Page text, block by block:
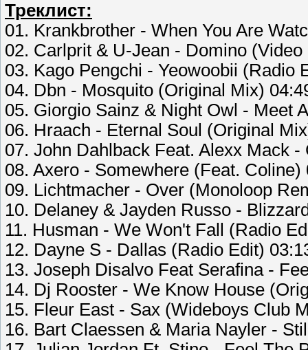
Треклист:
01. Krankbrother - When You Are
02. Carlprit & U-Jean - Domino (Video
03. Kago Pengchi - Yeowoobii (Radio
04. Dbn - Mosquito (Original Mix)
05. Giorgio Sainz & Night Owl - Meet
06. Hraach - Eternal Soul (Original
07. John Dahlback Feat. Alexx Mack -
08. Axero - Somewhere (Feat. Coline)
09. Lichtmacher - Over (Monoloop
10. Delaney & Jayden Russo -
11. Husman - We Won't Fall (Radio
12. Dayne S - Dallas (Radio Edit)
13. Joseph Disalvo Feat Serafina -
14. Dj Rooster - We Know House
15. Fleur East - Sax (Wideboys Club
16. Bart Claessen & Maria Nayler -